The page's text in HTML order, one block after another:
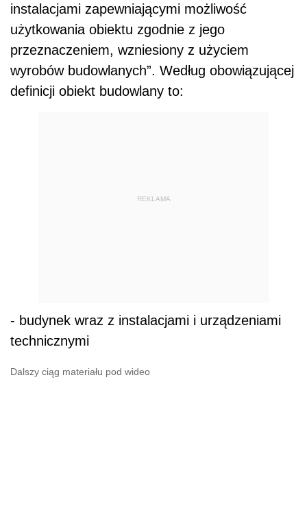
instalacjami zapewniającymi możliwość
użytkowania obiektu zgodnie z jego
przeznaczeniem, wzniesiony z użyciem
wyrobów budowlanych”. Według obowiązującej
definicji obiekt budowlany to:
REKLAMA
- budynek wraz z instalacjami i urządzeniami
technicznymi
Dalszy ciąg materiału pod wideo